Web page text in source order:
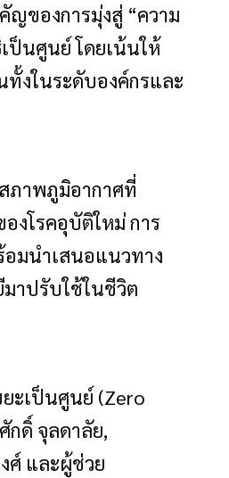
ญของการมุ่งสู่ “ความ
ป็นศูนย์ โดยเน้นให้
งในระดับองค์กรและ
ภาพภูมิอากาศที่
งโรคอุบัติใหม่ การ
มนำเสนอแนวทาง
าปรับใช้ในชีวิต
ะเป็นศูนย์ (Zero
กดิ์ จุลดาลัย,
ศ์ และผู้ช่วย